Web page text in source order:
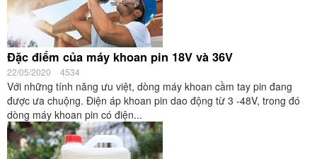
Đặc điểm của máy khoan pin 18V và 36V
22/05/2020 4534
Với những tính năng ưu việt, dòng máy khoan cầm tay pin đang
được ưa chuộng. Điện áp khoan pin dao động từ 3 -48V, trong đó
dòng máy khoan pin có điện...